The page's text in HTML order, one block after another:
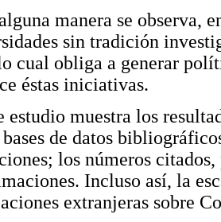
manera se observa,
sin tradición
cual obliga a generar
éstas iniciativas.
estudio muestra los
de datos
los números citados,
Incluso así, la
extranjeras sobre